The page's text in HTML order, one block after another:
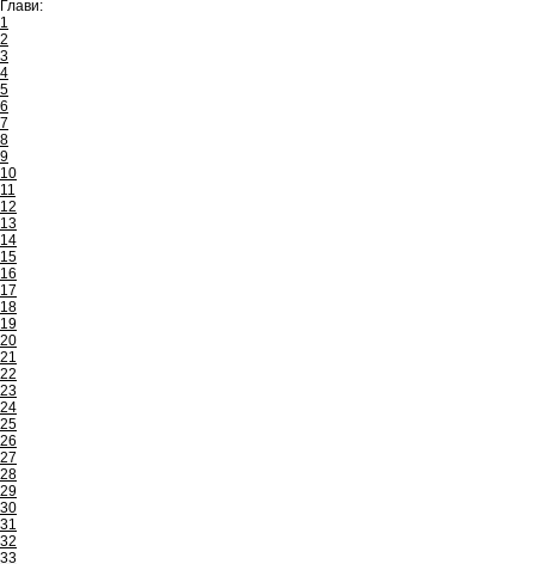
Глави:
1
2
3
4
5
6
7
8
9
10
11
12
13
14
15
16
17
18
19
20
21
22
23
24
25
26
27
28
29
30
31
32
33